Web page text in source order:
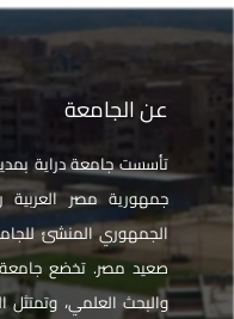
عن الجامعة
تأسست جامعة دراية
الجمهوري المنشئ
صعيد مصر. تخضع جامعة
والبحث العلمي، وتمتثل